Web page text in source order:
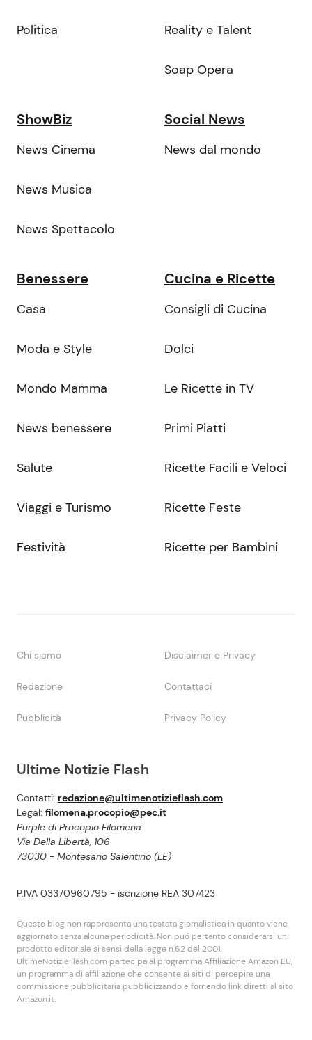
Ultime Notizie Flash
Contatti: redazione@ultimenotizieflash.com
Legal: filomena.procopio@pec.it
Purple di Procopio Filomena
Via Della Libertà, 106
73030 - Montesano Salentino (LE)
P.IVA 03370960795 - iscrizione REA 307423
Questo blog non rappresenta una testata giornalistica in quanto viene
aggiornato senza alcuna periodicità. Non puó pertanto considerarsi un
prodotto editoriale ai sensi della legge n.62 del 2001.
UltimeNotizieFlash.com partecipa al programma Affiliazione Amazon EU,
un programma di affiliazione che consente ai siti di percepire una
commissione pubblicitaria pubblicizzando e fornendo link diretti al sito
Amazon.it.
Politica Reality e Talent
Soap Opera
ShowBiz
News Cinema
News Musica
News Spettacolo
Social News
News dal mondo
Benessere
Casa
Moda e Style
Mondo Mamma
News benessere
Salute
Viaggi e Turismo
Festività
Cucina e Ricette
Consigli di Cucina
Dolci
Le Ricette in TV
Primi Piatti
Ricette Facili e Veloci
Ricette Feste
Ricette per Bambini
Chi siamo Disclaimer e Privacy
Redazione Contattaci
Pubblicità Privacy Policy